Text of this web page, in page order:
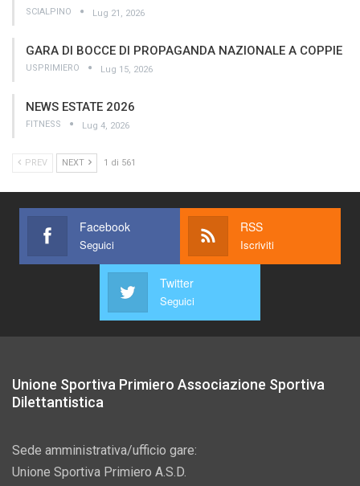
SCIALPINO Lug 21, 2026
GARA DI BOCCE DI PROPAGANDA NAZIONALE A COPPIE
USPRIMIERO Lug 15, 2026
NEWS ESTATE 2026
FITNESS Lug 4, 2026
PREV NEXT 1 di 561
Facebook
Seguici
RSS
Iscriviti
Twitter
Seguici
Unione Sportiva Primiero Associazione Sportiva
Dilettantistica
Sede amministrativa/ufficio gare:
Unione Sportiva Primiero A.S.D.